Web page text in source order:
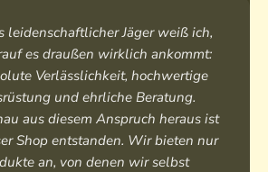
leidenschaftlicher Jäger weiß ich,
es draußen wirklich ankommt:
Verlässlichkeit, hochwertige
und ehrliche Beratung.
aus diesem Anspruch heraus ist
Shop entstanden. Wir bieten nur
an, von denen wir selbst